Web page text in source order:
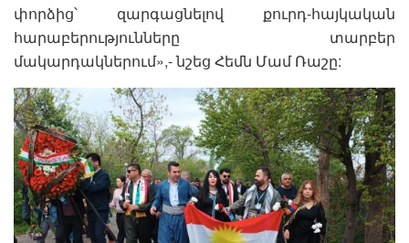
փորձից՝ զարգացնելով քուրդ-հայկական
հարաբերությունները տարբեր
մակարդակներում»,- նշեց Հեմն Մամ Ռաշը: